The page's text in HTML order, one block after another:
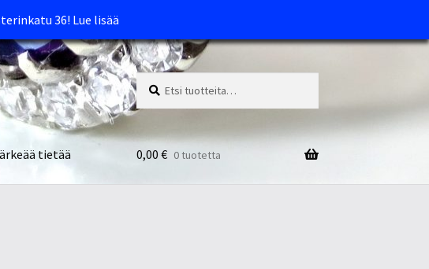
36! Lue lisää
Etsi:
Haku
tietää 0,00 € 0 tuotetta